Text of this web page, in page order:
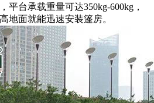
平台承载重量可达350kg-600kg，
地面就能迅速安装篷房。